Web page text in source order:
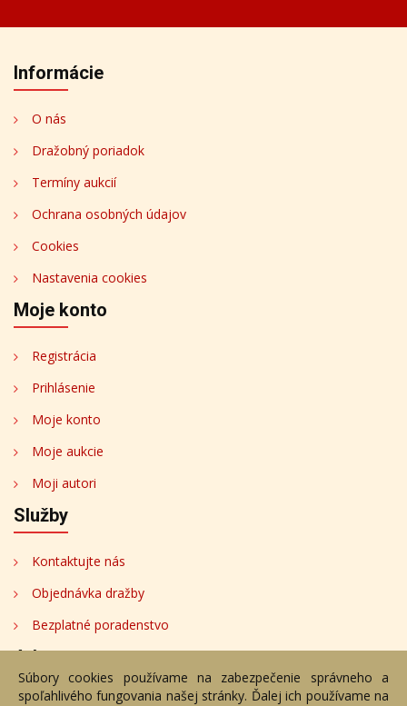
Informácie
O nás
Dražobný poriadok
Termíny aukcií
Ochrana osobných údajov
Cookies
Nastavenia cookies
Moje konto
Registrácia
Prihlásenie
Moje konto
Moje aukcie
Moji autori
Služby
Kontaktujte nás
Objednávka dražby
Bezplatné poradenstvo
Adresa
Súbory cookies používame na zabezpečenie správneho a
spoľahlivého fungovania našej stránky. Ďalej ich používame na